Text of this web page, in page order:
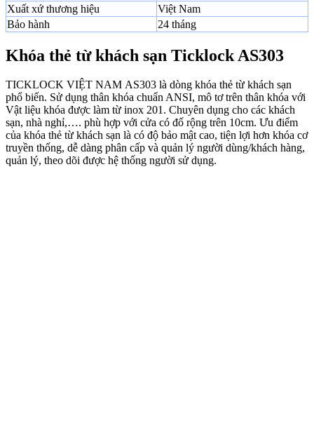
Xuất xứ thương hiệu
Việt Nam
Bảo hành
24 tháng
Khóa thẻ từ khách sạn Ticklock AS303
TICKLOCK VIỆT NAM AS303 là dòng khóa thẻ từ khách sạn
phổ biến. Sử dụng thân khóa chuẩn ANSI, mô tơ trên thân khóa với
Vật liệu khóa được làm từ inox 201. Chuyên dụng cho các khách
sạn, nhà nghỉ,…. phù hợp với cửa có đố rộng trên 10cm. Ưu điểm
của khóa thẻ từ khách sạn là có độ bảo mật cao, tiện lợi hơn khóa cơ
truyền thống, dễ dàng phân cấp và quản lý người dùng/khách hàng,
quản lý, theo dõi được hệ thống người sử dụng.